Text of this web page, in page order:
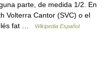
parte, de medida 1/2. En
Volterra Cantor (SVC) o el
fat …
Wikipedia Español